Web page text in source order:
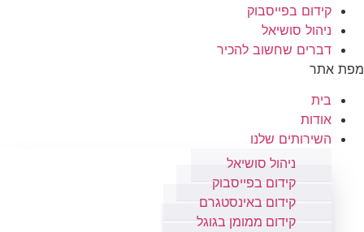
קידום בפייסבוק
ניהול סושיאל
דברים שחשוב להכיר
מפת אתר
בית
אודות
השירותים שלנו
ניהול סושיאל
קידום בפייסבוק
קידום באינסטגרם
קידום ממומן בגוגל